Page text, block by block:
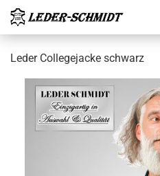
Leder Col­le­ge­ja­cke schwarz